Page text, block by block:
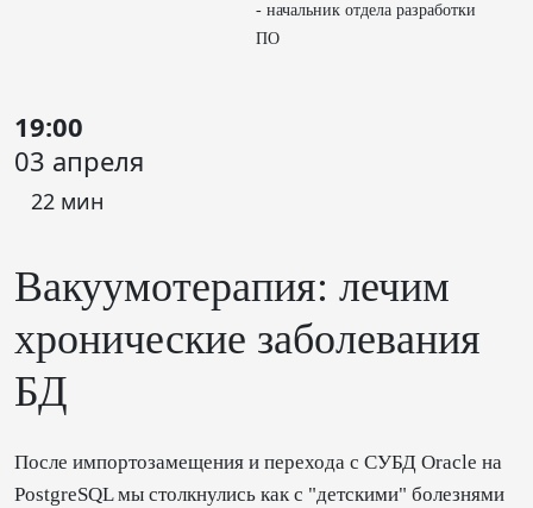
- начальник отдела разработки
ПО
19:00
03 апреля
22 мин
Вакуумотерапия: лечим
хронические заболевания
БД
После импортозамещения и перехода с СУБД Oracle на
PostgreSQL мы столкнулись как с "детскими" болезнями